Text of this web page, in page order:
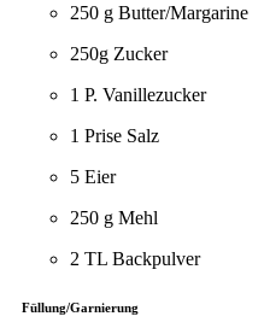
250 g Butter/Margarine
250g Zucker
1 P. Vanillezucker
1 Prise Salz
5 Eier
250 g Mehl
2 TL Backpulver
Füllung/Garnierung